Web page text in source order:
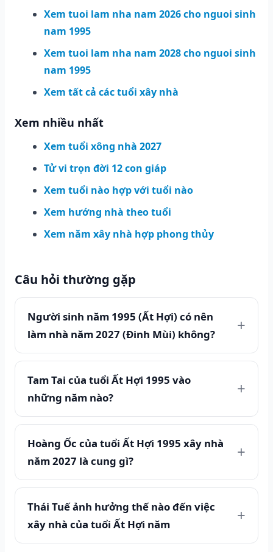
Xem tuoi lam nha nam 2026 cho nguoi sinh
nam 1995
Xem tuoi lam nha nam 2028 cho nguoi sinh
nam 1995
Xem tất cả các tuổi xây nhà
Xem nhiều nhất
Xem tuổi xông nhà 2027
Tử vi trọn đời 12 con giáp
Xem tuổi nào hợp với tuổi nào
Xem hướng nhà theo tuổi
Xem năm xây nhà hợp phong thủy
Câu hỏi thường gặp
Người sinh năm 1995 (Ất Hợi) có nên
làm nhà năm 2027 (Đinh Mùi) không?
Tam Tai của tuổi Ất Hợi 1995 vào
những năm nào?
Hoàng Ốc của tuổi Ất Hợi 1995 xây nhà
năm 2027 là cung gì?
Thái Tuế ảnh hưởng thế nào đến việc
xây nhà của tuổi Ất Hợi năm